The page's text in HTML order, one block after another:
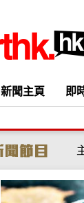
新聞主頁 即